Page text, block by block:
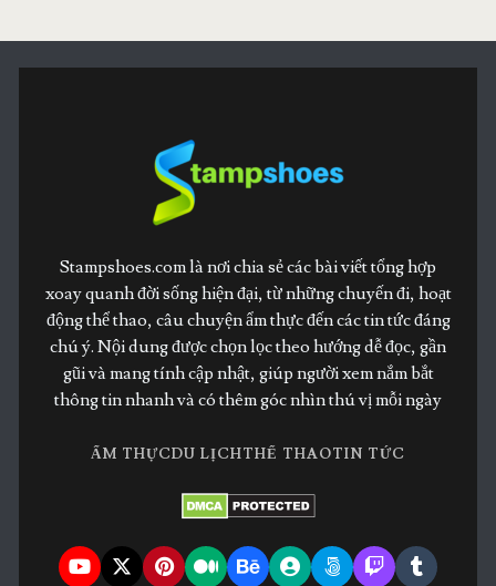
Stampshoes.com là nơi chia sẻ các bài viết tổng hợp
xoay quanh đời sống hiện đại, từ những chuyến đi, hoạt
động thể thao, câu chuyện ẩm thực đến các tin tức đáng
chú ý. Nội dung được chọn lọc theo hướng dễ đọc, gần
gũi và mang tính cập nhật, giúp người xem nắm bắt
thông tin nhanh và có thêm góc nhìn thú vị mỗi ngày
ẨM THỰCDU LỊCHTHỂ THAOTIN TỨC